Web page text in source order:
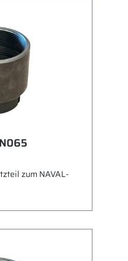
zum NAVAL-